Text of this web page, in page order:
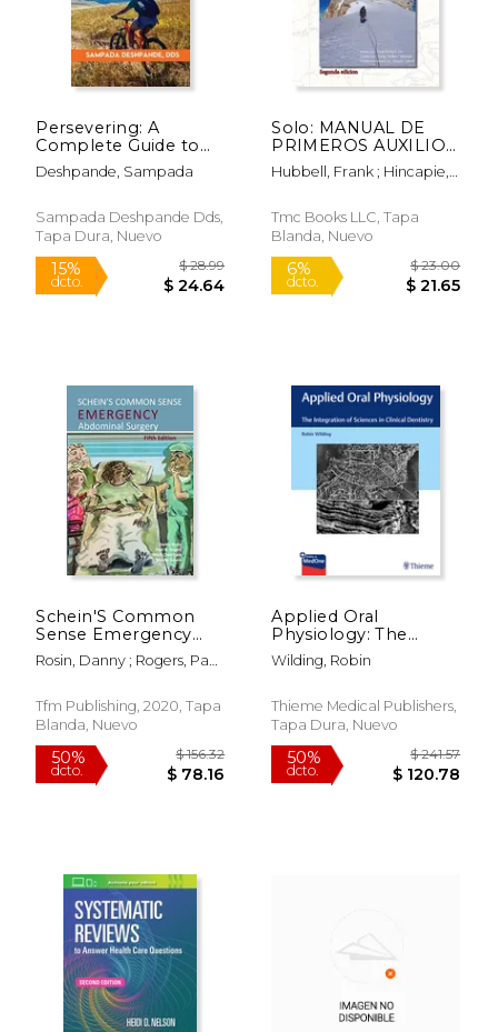
12%
dcto. $ 61.76
12%
dcto.
15%
dcto. $ 11.86
Persevering: A
Complete Guide to
Applications, Schools,
and Work
Foreign-Trained
Dentists in the United
Deshpande, Sampada
Sampada Deshpande Dds,
Tapa Dura, Nuevo
Solo: MANUAL DE
PRIMEROS AUXILIOS
PARA AREAS
SILVESTRES Edición
edición
Hubbell, Frank ; Hincapie,
Tmc Books LLC, Tapa
Blanda, Nuevo
Schein'S Common
Sense Emergency
Abdominal Surgery
(en Inglés)
Rosin, Danny ; Rogers, Paul
Tfm Publishing, 2020, Tapa
Blanda, Nuevo
Applied Oral
Physiology: The
Integration of
Sciences in Clinical
Wilding, Robin
Thieme Medical Publishers,
Tapa Dura, Nuevo